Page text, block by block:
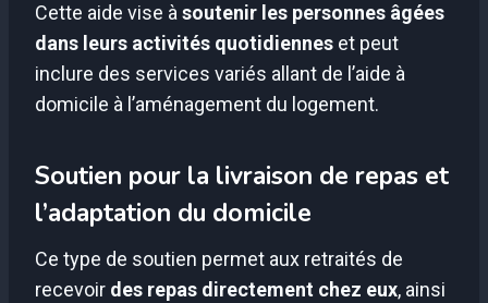
Cette aide vise à soutenir les personnes âgées
dans leurs activités quotidiennes et peut
inclure des services variés allant de l’aide à
domicile à l’aménagement du logement.
Soutien pour la livraison de repas et
l’adaptation du domicile
Ce type de soutien permet aux retraités de
recevoir des repas directement chez eux, ainsi